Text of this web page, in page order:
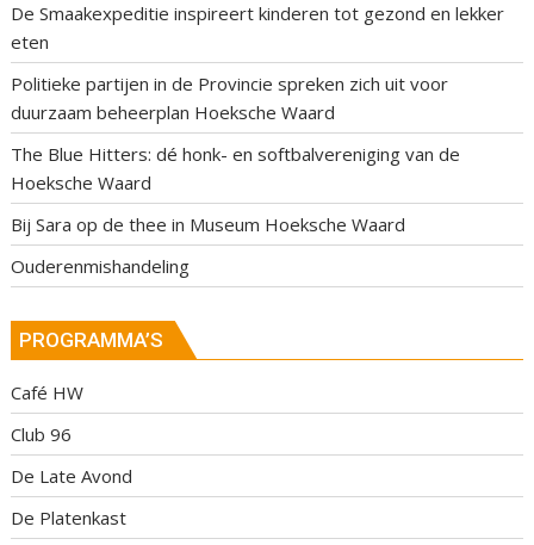
De Smaakexpeditie inspireert kinderen tot gezond en lekker
eten
Politieke partijen in de Provincie spreken zich uit voor
duurzaam beheerplan Hoeksche Waard
The Blue Hitters: dé honk- en softbalvereniging van de
Hoeksche Waard
Bij Sara op de thee in Museum Hoeksche Waard
Ouderenmishandeling
PROGRAMMA’S
Café HW
Club 96
De Late Avond
De Platenkast